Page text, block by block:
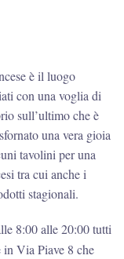
è il luogo
con una voglia di
sull’ultimo che è
una vera gioia
tavolini per una
tra cui anche i
stagionali.
8:00 alle 20:00 tutti
in Via Piave 8 che